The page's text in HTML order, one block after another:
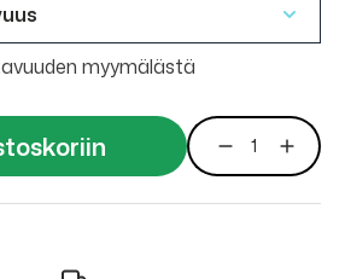
myymälästä